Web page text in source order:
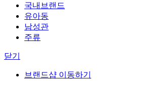
국내브랜드
유아동
남성관
주류
닫기
브랜드샵 이동하기